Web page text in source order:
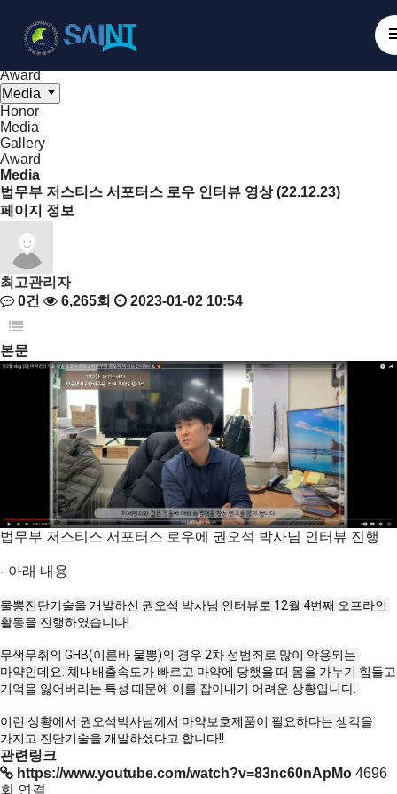
Honor
Media
Gallery
Award
Media
Honor
Media
Gallery
Award
Media
법무부 저스티스 서포터스 로우 인터뷰 영상 (22.12.23)
페이지 정보
최고관리자
0건
6,265회 2023-01-02 10:54
본문
법무부 저스티스 서포터스 로우에 권오석 박사님 인터뷰 진행
- 아래 내용
물뽕진단기술을 개발하신 권오석 박사님 인터뷰로 12월 4번째 오프라인
활동을 진행하였습니다!
무색무취의 GHB(이른바 물뽕)의 경우 2차 성범죄로 많이 악용되는
마약인데요. 체내배출속도가 빠르고 마약에 당했을 때 몸을 가누기 힘들고
기억을 잃어버리는 특성 때문에 이를 잡아내기 어려운 상황입니다.
이런 상황에서 권오석박사님께서 마약보호제품이 필요하다는 생각을
가지고 진단기술을 개발하셨다고 합니다!!
관련링크
https://www.youtube.com/watch?v=83nc60nApMo 4696
회 연결